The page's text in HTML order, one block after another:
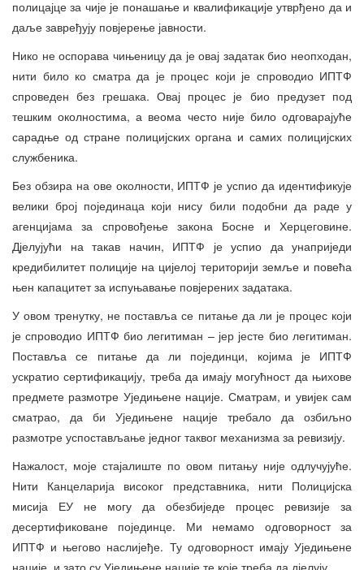
полицајце за чије је понашање и квалификације утврђено да и
даље завређују повјерење јавности.
Нико не оспорава чињеницу да је овај задатак био неопходан,
нити било ко сматра да је процес који је спроводио ИПТФ
спроведен без грешака. Овај процес је био предузет под
тешким околностима, а веома често није било одговарајуће
сарадње од стране полицијских органа и самих полицијских
службеника.
Без обзира на ове околности, ИПТФ је успио да идентификује
велики број појединаца који нису били подобни да раде у
агенцијама за спровођење закона Босне и Херцеговине.
Дјелујући на такав начин, ИПТФ је успио да унаприједи
кредибилитет полиције на цијелој територији земље и повећа
њен капацитет за испуњавање повјерених задатака.
У овом тренутку, не поставља се питање да ли је процес који
је спроводио ИПТФ био легитиман – јер јесте био легитиман.
Поставља се питање да ли појединци, којима је ИПТФ
ускратио сертификацију, треба да имају могућност да њихове
предмете размотре Уједињене нације. Сматрам, и увијек сам
сматрао, да би Уједињене нације требало да озбиљно
размотре успостављање једног таквог механизма за ревизију.
Нажалост, моје стајалиште по овом питању није одлучујуће.
Нити Канцеларија високог представника, нити Полицијска
мисија ЕУ не могу да обезбиједе процес ревизије за
десертификоване појединце. Ми немамо одговорност за
ИПТФ и његово наслијеђе. Ту одговорност имају Уједињене
нације, и зато су Уједињене нације те које треба да дјелују.